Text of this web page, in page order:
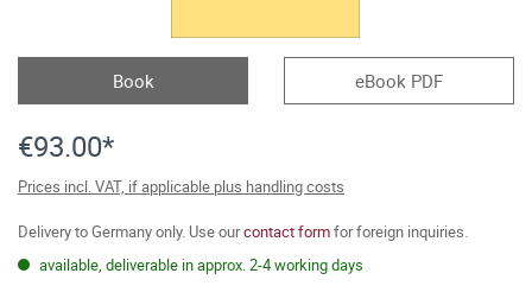
Book eBook PDF
€93.00*
Prices incl. VAT, if applicable plus handling costs
Delivery to Germany only. Use ourcontact formfor foreign inquiries.
available, deliverable in approx. 2-4 working days